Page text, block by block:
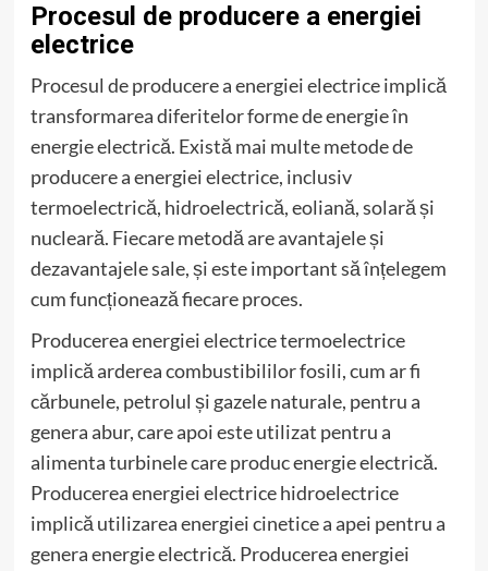
Procesul de producere a energiei
electrice
Procesul de producere a energiei electrice implică
transformarea diferitelor forme de energie în
energie electrică. Există mai multe metode de
producere a energiei electrice, inclusiv
termoelectrică, hidroelectrică, eoliană, solară și
nucleară. Fiecare metodă are avantajele și
dezavantajele sale, și este important să înțelegem
cum funcționează fiecare proces.
Producerea energiei electrice termoelectrice
implică arderea combustibililor fosili, cum ar fi
cărbunele, petrolul și gazele naturale, pentru a
genera abur, care apoi este utilizat pentru a
alimenta turbinele care produc energie electrică.
Producerea energiei electrice hidroelectrice
implică utilizarea energiei cinetice a apei pentru a
genera energie electrică. Producerea energiei